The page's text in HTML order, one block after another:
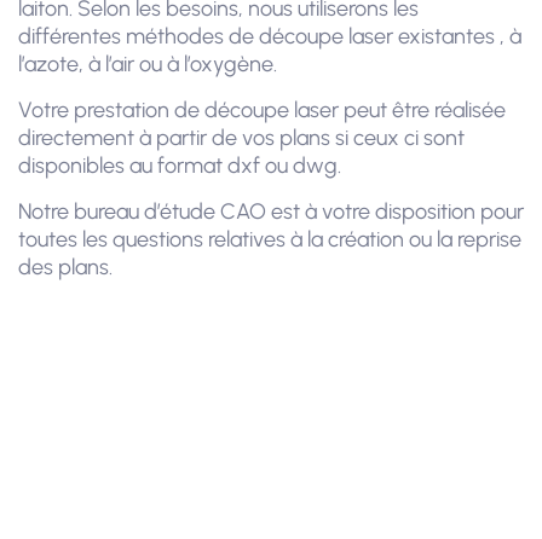
laiton. Selon les besoins, nous utiliserons les
différentes méthodes de découpe laser existantes , à
l’azote, à l’air ou à l’oxygène.
Votre prestation de découpe laser peut être réalisée
directement à partir de vos plans si ceux ci sont
disponibles au format dxf ou dwg.
Notre bureau d’étude CAO est à votre disposition pour
toutes les questions relatives à la création ou la reprise
des plans.